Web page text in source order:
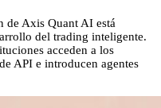
de Axis Quant AI está
del trading inteligente.
acceden a los
API e introducen agentes